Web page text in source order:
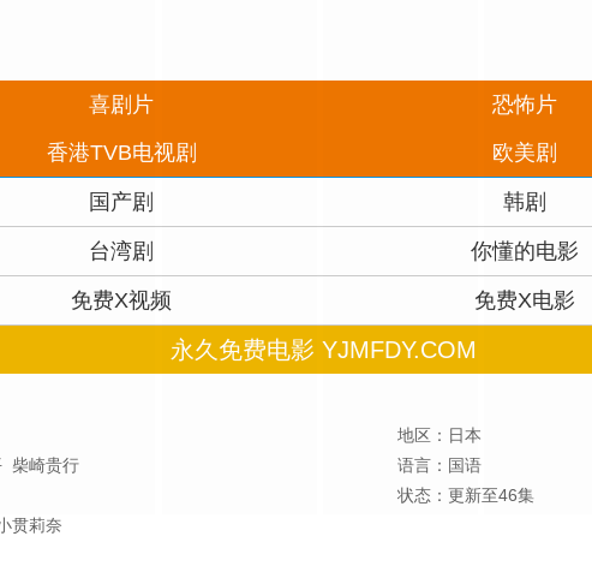
喜剧片
恐怖片
香港TVB电视剧 欧美剧
国产剧 韩剧
台湾剧 你懂的电影
免费X视频 免费X电影
永久免费电影 YJMFDY.COM
地区：日本
柴崎贵行
语言：国语
状态：更新至46集
贯莉奈